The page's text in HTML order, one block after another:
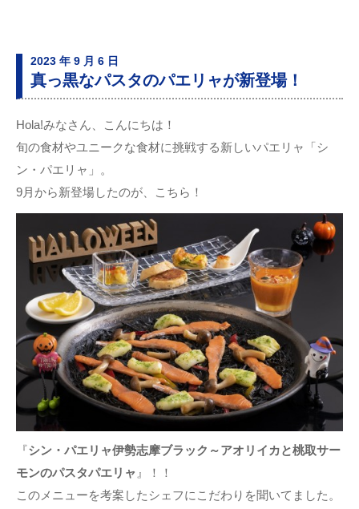
2023 年 9 月 6 日
真っ黒なパスタのパエリャが新登場！
Hola!みなさん、こんにちは！
旬の食材やユニークな食材に挑戦する新しいパエリャ「シ
ン・パエリャ」。
9月から新登場したのが、こちら！
『シン・パエリャ伊勢志摩ブラック～アオリイカと桃取サー
モンのパスタパエリャ 』！！
このメニューを考案したシェフにこだわりを聞いてました。